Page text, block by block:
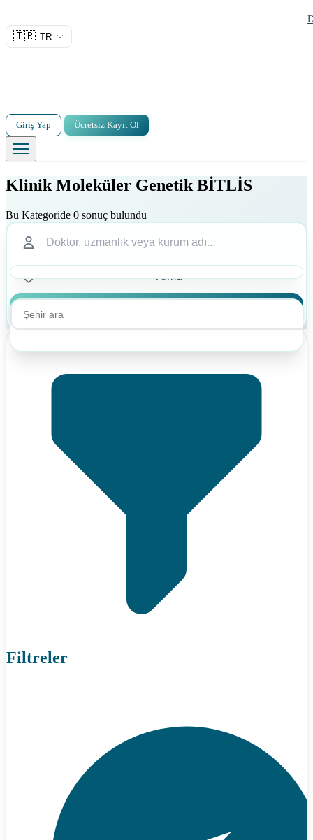
🇹🇷 TR
Giriş Yap Ücretsiz Kayıt Ol
Klinik Moleküler Genetik BİTLİS
Bu Kategoride 0 sonuç bulundu
Filtreler